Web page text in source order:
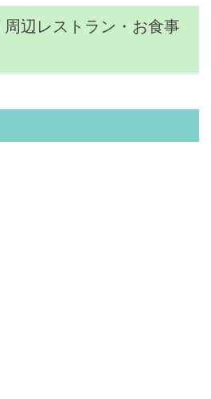
辺レストラン・お食事